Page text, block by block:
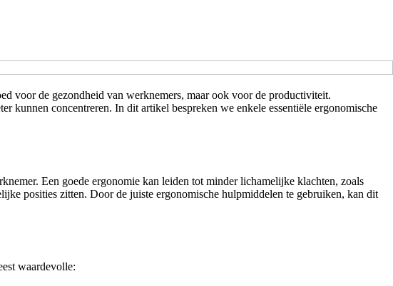
voor de gezondheid van werknemers, maar ook voor de productiviteit.
kunnen concentreren. In dit artikel bespreken we enkele essentiële ergonomische
Een goede ergonomie kan leiden tot minder lichamelijke klachten, zoals
posities zitten. Door de juiste ergonomische hulpmiddelen te gebruiken, kan dit
waardevolle: